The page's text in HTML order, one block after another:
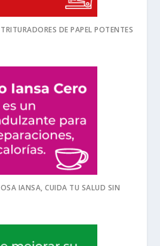
DE PAPEL POTENTES
IANSA, CUIDA TU SALUD SIN